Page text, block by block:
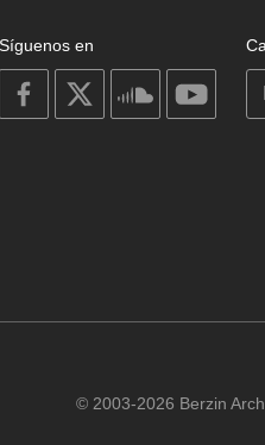
Síguenos en
on
facebook
on
on
soundcloud
© 2003-2026 Berzin